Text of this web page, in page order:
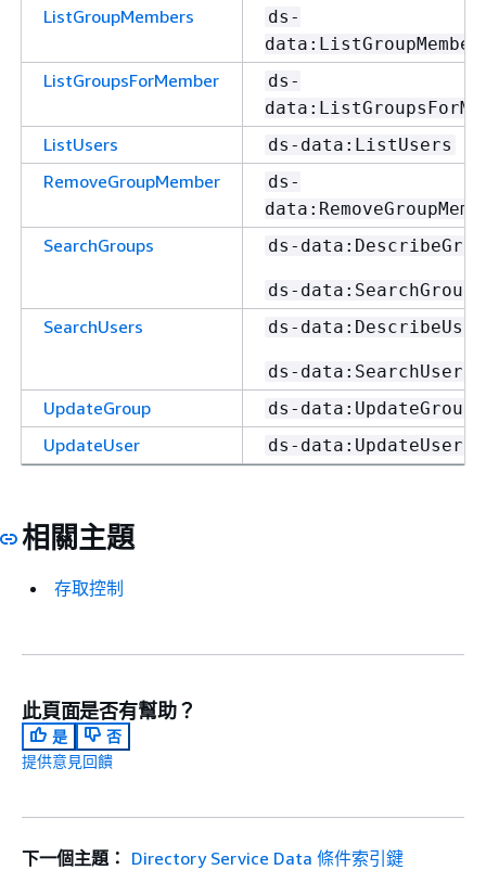
ListGroupMembers
ds-
ListGroupsForMember
ds-
ListUsers ds-data:ListUsers
RemoveGroupMember
ds-
SearchGroups ds-
ds-data:SearchGroups
SearchUsers ds-data:DescribeUser
ds-data:SearchUsers
UpdateGroup ds-data:UpdateGroup
UpdateUser ds-data:UpdateUser
相關主題
存取控制
此頁面是否有幫助？
是
否
提供意見回饋
下一個主題： Directory Service Data 條件索引鍵